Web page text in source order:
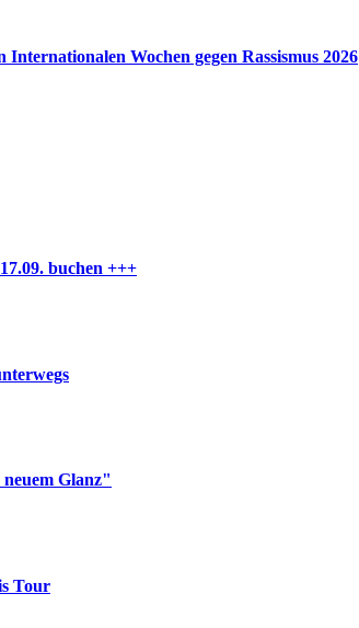
Wochen gegen Rassismus 2026
buchen +++
Glanz"
Tour